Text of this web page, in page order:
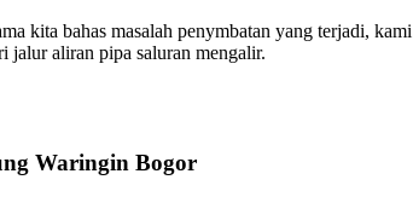
kita bahas masalah penymbatan yang terjadi,
jalur aliran pipa saluran mengalir.
Waringin Bogor